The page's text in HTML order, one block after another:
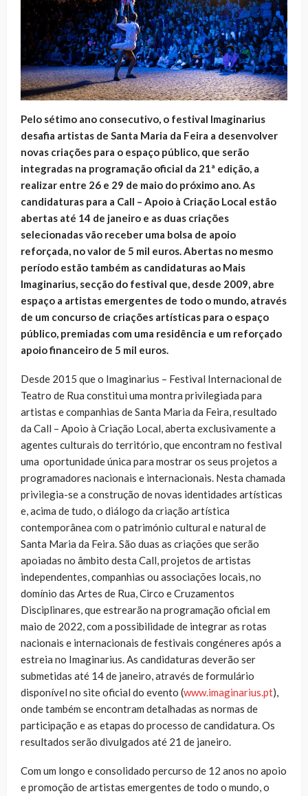
Pelo sétimo ano consecutivo, o festival Imaginarius
desafia artistas de Santa Maria da Feira a desenvolver
novas criações para o espaço público, que serão
integradas na programação oficial da 21ª edição, a
realizar entre 26 e 29 de maio do próximo ano. As
candidaturas para a Call – Apoio à Criação Local estão
abertas até 14 de janeiro e as duas criações
selecionadas vão receber uma bolsa de apoio
reforçada, no valor de 5 mil euros. Abertas no mesmo
período estão também as candidaturas ao Mais
Imaginarius, secção do festival que, desde 2009, abre
espaço a artistas emergentes de todo o mundo, através
de um concurso de criações artísticas para o espaço
público, premiadas com uma residência e um reforçado
apoio financeiro de 5 mil euros.
Desde 2015 que o Imaginarius – Festival Internacional de
Teatro de Rua constitui uma montra privilegiada para
artistas e companhias de Santa Maria da Feira, resultado
da Call – Apoio à Criação Local, aberta exclusivamente a
agentes culturais do território, que encontram no festival
uma oportunidade única para mostrar os seus projetos a
programadores nacionais e internacionais. Nesta chamada
privilegia-se a construção de novas identidades artísticas
e, acima de tudo, o diálogo da criação artística
contemporânea com o património cultural e natural de
Santa Maria da Feira. São duas as criações que serão
apoiadas no âmbito desta Call, projetos de artistas
independentes, companhias ou associações locais, no
domínio das Artes de Rua, Circo e Cruzamentos
Disciplinares, que estrearão na programação oficial em
maio de 2022, com a possibilidade de integrar as rotas
nacionais e internacionais de festivais congéneres após a
estreia no Imaginarius. As candidaturas deverão ser
submetidas até 14 de janeiro, através de formulário
disponível no site oficial do evento (www.imaginarius.pt),
onde também se encontram detalhadas as normas de
participação e as etapas do processo de candidatura. Os
resultados serão divulgados até 21 de janeiro.
Com um longo e consolidado percurso de 12 anos no apoio
e promoção de artistas emergentes de todo o mundo, o